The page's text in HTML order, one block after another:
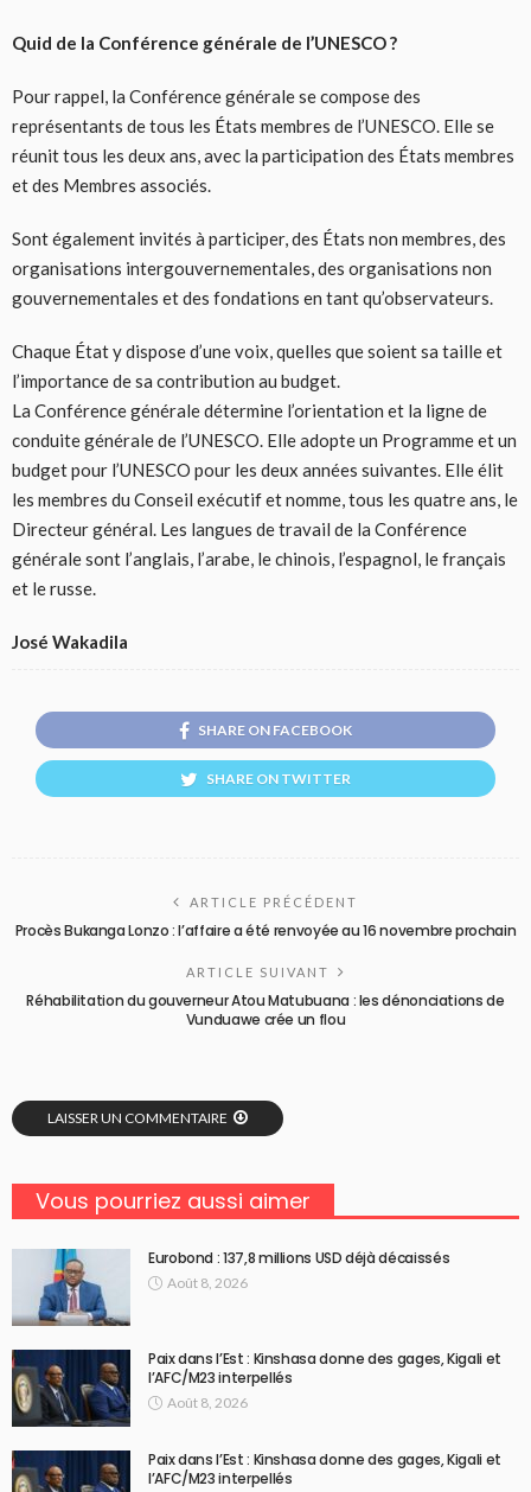
Quid de la Conférence générale de l’UNESCO ?
Pour rappel, la Conférence générale se compose des
représentants de tous les États membres de l’UNESCO. Elle se
réunit tous les deux ans, avec la participation des États membres
et des Membres associés.
Sont également invités à participer, des États non membres, des
organisations intergouvernementales, des organisations non
gouvernementales et des fondations en tant qu’observateurs.
Chaque État y dispose d’une voix, quelles que soient sa taille et
l’importance de sa contribution au budget.
La Conférence générale détermine l’orientation et la ligne de
conduite générale de l’UNESCO. Elle adopte un Programme et un
budget pour l’UNESCO pour les deux années suivantes. Elle élit
les membres du Conseil exécutif et nomme, tous les quatre ans, le
Directeur général. Les langues de travail de la Conférence
générale sont l’anglais, l’arabe, le chinois, l’espagnol, le français
et le russe.
José Wakadila
SHARE ON FACEBOOK
SHARE ON TWITTER
ARTICLE PRÉCÉDENT
Procès Bukanga Lonzo : l’affaire a été renvoyée au 16 novembre prochain
ARTICLE SUIVANT
Réhabilitation du gouverneur Atou Matubuana : les dénonciations de
Vunduawe crée un flou
LAISSER UN COMMENTAIRE
Vous pourriez aussi aimer
Eurobond : 137,8 millions USD déjà décaissés
Août 8, 2026
Paix dans l’Est : Kinshasa donne des gages, Kigali et
l’AFC/M23 interpellés
Août 8, 2026
Paix dans l’Est : Kinshasa donne des gages, Kigali et
l’AFC/M23 interpellés